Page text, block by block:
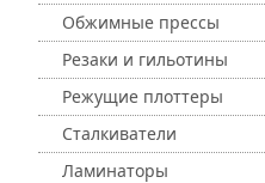
Обжимные прессы
Резаки и гильотины
Режущие плоттеры
Сталкиватели
Ламинаторы